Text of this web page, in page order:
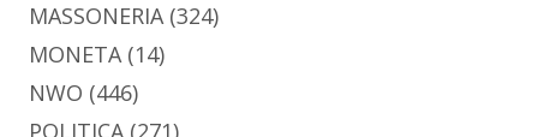
MASSONERIA(324)
MONETA(14)
NWO (446)
POLITICA(271)